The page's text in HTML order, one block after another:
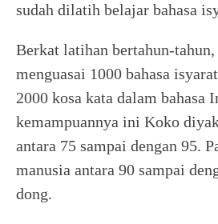
sudah dilatih belajar bahasa
Berkat latihan bertahun-
menguasai 1000 bahasa
2000 kosa kata dalam bahasa
kemampuannya ini Koko
antara 75 sampai dengan 95.
manusia antara 90 sampai
dong.